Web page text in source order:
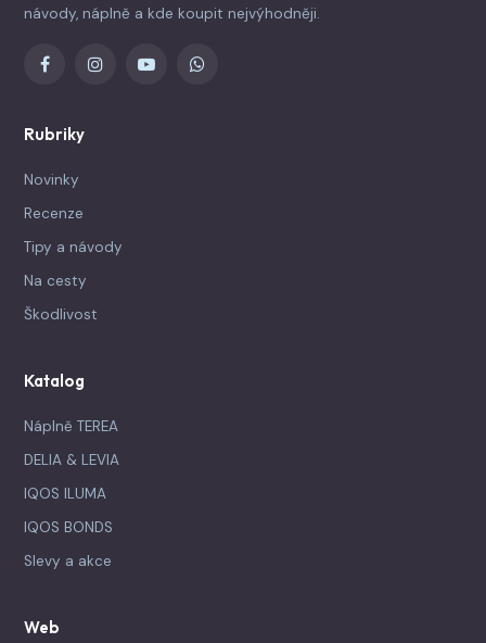
návody, náplně a kde koupit nejvýhodněji.
Rubriky
Novinky
Recenze
Tipy a návody
Na cesty
Škodlivost
Katalog
Náplně TEREA
DELIA & LEVIA
IQOS ILUMA
IQOS BONDS
Slevy a akce
Web